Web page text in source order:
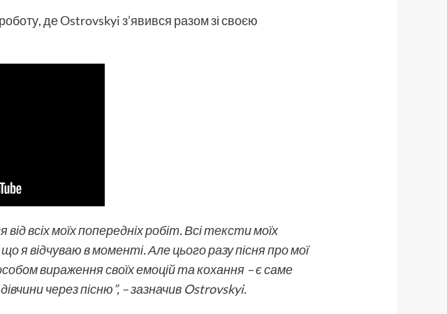
де Ostrovskyi з’явився разом зі своєю
всіх моїх попередніх робіт. Всі тексти моїх
я відчуваю в моменті. Але цього разу пісня про мої
вираження своїх емоцій та кохання – є саме
через пісню”, – зазначив Ostrovskyi.